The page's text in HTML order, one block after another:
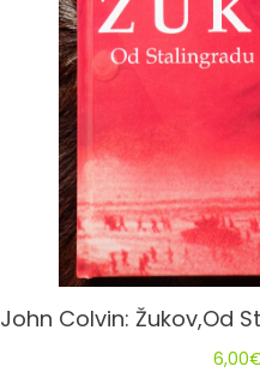
John Colvin: Žukov,Od
6,00